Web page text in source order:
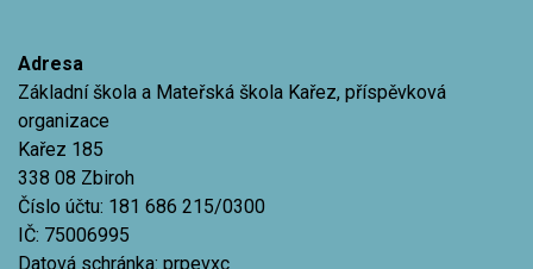
Adresa
Základní škola a Mateřská škola Kařez, příspěvková
organizace
Kařez 185
338 08 Zbiroh
Číslo účtu: 181 686 215/0300
IČ: 75006995
Datová schránka: prpevxc